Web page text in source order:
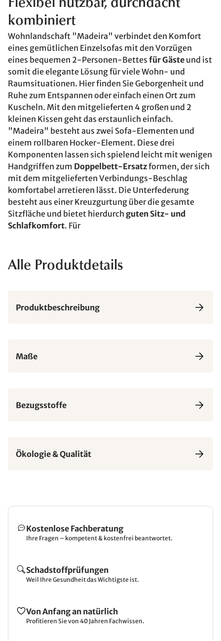
Flexibel nutzbar, durchdacht
kombiniert
Wohnlandschaft "Madeira" verbindet den Komfort
eines gemütlichen Einzelsofas mit den Vorzügen
eines bequemen 2-Personen-Bettes für Gäste und ist
somit die elegante Lösung für viele Wohn- und
Raumsituationen. Hier finden Sie Geborgenheit und
Ruhe zum Entspannen oder einfach einen Ort zum
Kuscheln. Mit den mitgelieferten 4 großen und 2
kleinen Kissen geht das erstaunlich einfach.
"Madeira" besteht aus zwei Sofa-Elementen und
einem rollbaren Hocker-Element. Diese drei
Komponenten lassen sich spielend leicht mit wenigen
Handgriffen zum Doppelbett-Ersatzformen, der sich
mit dem mitgelieferten Verbindungs-Beschlag
komfortabel arretieren lässt. Die Unterfederung
besteht aus einer Kreuzgurtung über die gesamte
Sitzfläche und bietet hierdurch guten Sitz- und
Schlafkomfort. Für
Alle Produktdetails
Produktbeschreibung
Maße
Bezugsstoffe
Ökologie & Qualität
Kostenlose Fachberatung
Ihre Fragen – kompetent & kostenfrei beantwortet.
Schadstoffprüfungen
Weil Ihre Gesundheit das Wichtigste ist.
Von Anfang an natürlich
Profitieren Sie von 40 Jahren Fachwissen.